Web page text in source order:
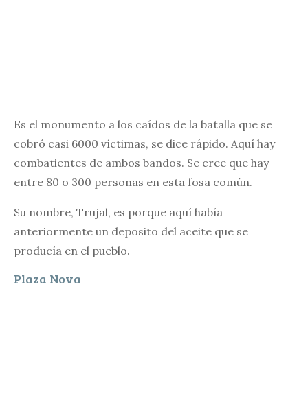
Es el monumento a los caídos de la batalla que se
cobró casi 6000 víctimas, se dice rápido. Aquí hay
combatientes de ambos bandos. Se cree que hay
entre 80 o 300 personas en esta fosa común.
Su nombre, Trujal, es porque aquí había
anteriormente un deposito del aceite que se
producía en el pueblo.
Plaza Nova